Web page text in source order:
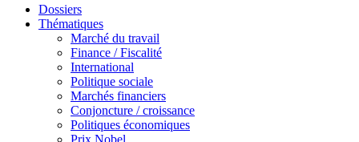
Dossiers
Thématiques
Marché du travail
Finance / Fiscalité
International
Politique sociale
Marchés financiers
Conjoncture / croissance
Politiques économiques